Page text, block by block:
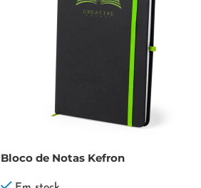
Bloco de Notas Kefron